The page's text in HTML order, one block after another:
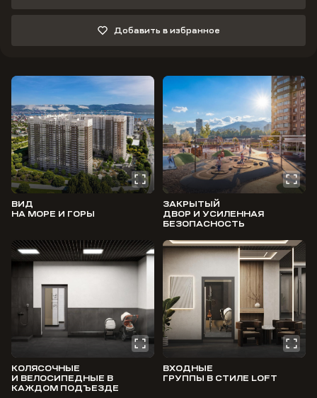
Добавить в избранное
ВИД
НА МОРЕ И ГОРЫ
ЗАКРЫТЫЙ
ДВОР И УСИЛЕННАЯ
БЕЗОПАСНОСТЬ
КОЛЯСОЧНЫЕ
И ВЕЛОСИПЕДНЫЕ В
КАЖДОМ ПОДЪЕЗДЕ
ВХОДНЫЕ
ГРУППЫ В СТИЛЕ LOFT